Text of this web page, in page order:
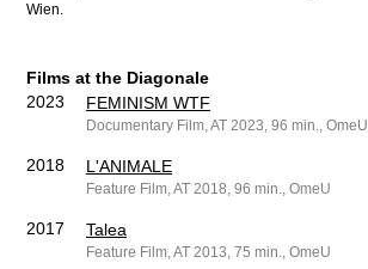
Wien.
Films at the Diagonale
2023
FEMINISM WTF
Documentary Film, AT 2023, 96 min., OmeU
2018 L'ANIMALE
Feature Film, AT 2018, 96 min., OmeU
2017 Talea
Feature Film, AT 2013, 75 min., OmeU